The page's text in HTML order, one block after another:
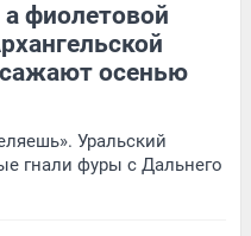
фиолетовой
осенью
Уральский
гнали фуры с Дальнего